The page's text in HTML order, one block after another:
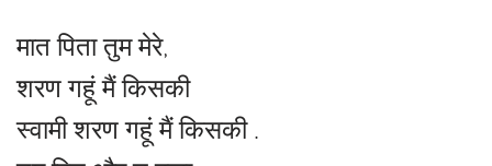
मात पिता तुम मेरे,
शरण गहूं मैं किसकी
स्वामी शरण गहूं मैं किसकी .